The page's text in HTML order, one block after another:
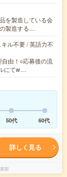
を製造している会
製造する…
ル不要 / 英語力不
自由！○応募後の流
にてw…
50代 60代
詳しく見る
部